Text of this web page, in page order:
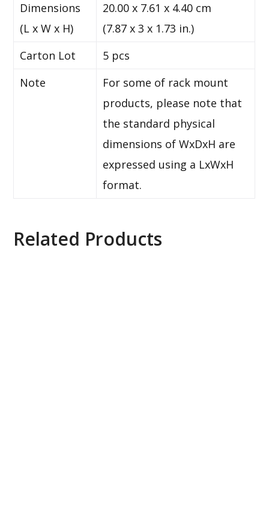
Dimensions
(L x W x H)
20.00 x 7.61 x 4.40 cm
(7.87 x 3 x 1.73 in.)
Carton Lot
5 pcs
Note
For some of rack mount
products, please note that
the standard physical
dimensions of WxDxH are
expressed using a LxWxH
format.
Related Products